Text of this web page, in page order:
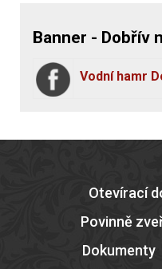
Banner - Dobřív
Vodní hamr
Otevírací
Povinně
Dokumenty